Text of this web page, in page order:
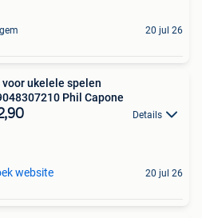
20 jul 26
voor ukelele spelen
Phil Capone
Details
website 20 jul 26